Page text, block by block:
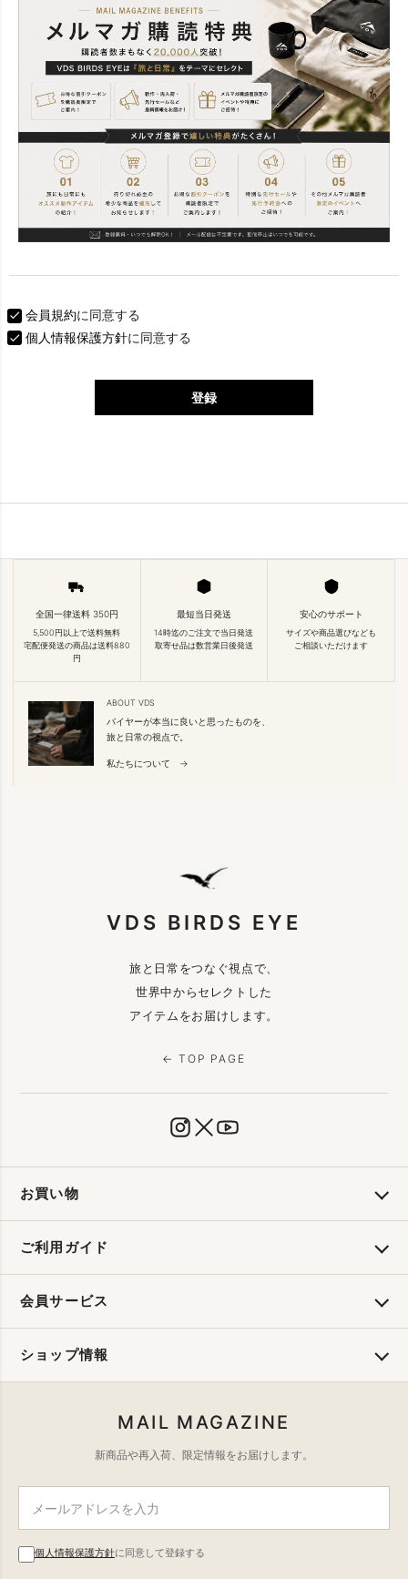
会員規約に同意する
個人情報保護方針に同意する
登録
全国一律送料 350円
5,500円以上で送料無料
宅配便発送の商品は送料880
円
最短当日発送
14時迄のご注文で当日発送
取寄せ品は数営業日後発送
安心のサポート
サイズや商品選びなども
ご相談いただけます
ABOUT VDS
バイヤーが本当に良いと思ったものを、
旅と日常の視点で。
私たちについて →
VDS BIRDS EYE
旅と日常をつなぐ視点で、
世界中からセレクトした
アイテムをお届けします。
← TOP PAGE
お買い物
ご利用ガイド
会員サービス
ショップ情報
MAIL MAGAZINE
新商品や再入荷、限定情報をお届けします。
個人情報保護方針に同意して登録する